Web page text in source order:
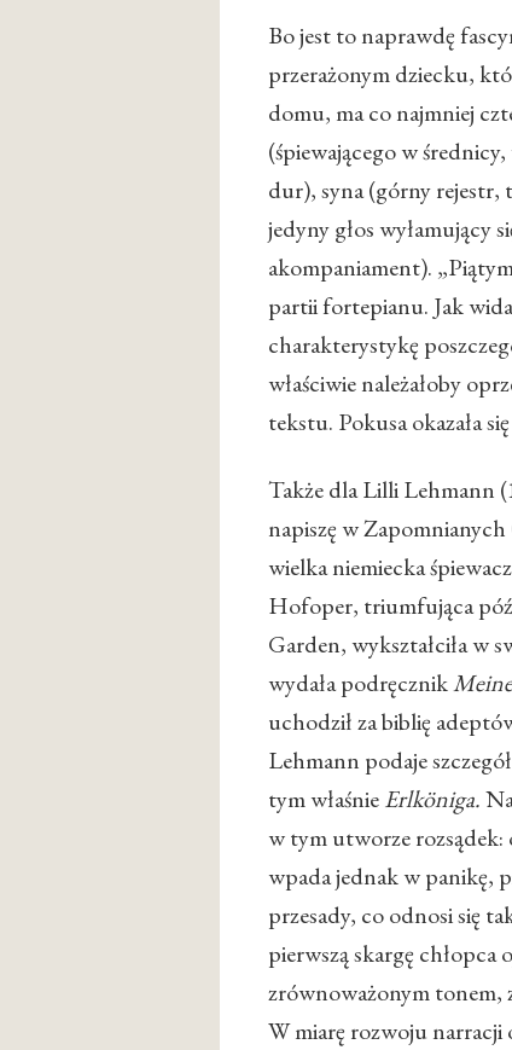
Bo jest to naprawdę
przerażonym dziecku,
domu, ma co najmniej
(śpiewającego w
dur), syna (górny
jedyny głos wyłamujący
akompaniament).
partii fortepianu. Jak
charakterystykę
właściwie należałoby
tekstu. Pokusa okazała
Także dla Lilli Lehmann
napiszę w
wielka niemiecka
Hofoper, triumfująca
Garden, wykształciła w
wydała podręcznik
uchodził za biblię
Lehmann podaje
tym właśnieErlköniga.
w tym utworze rozsądek:
wpada jednak w panikę,
przesady, co odnosi się
pierwszą skargę
zrównoważonym tonem,
W miarę rozwoju narracji